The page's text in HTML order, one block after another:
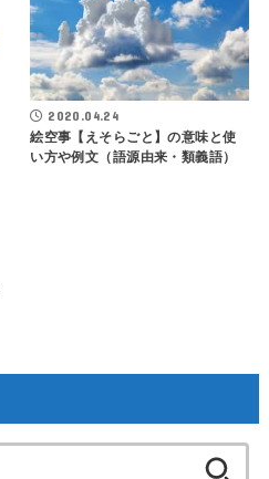
2020.04.24
絵空事【えそらごと】の意味と使
い方や例文（語源由来・類義語）